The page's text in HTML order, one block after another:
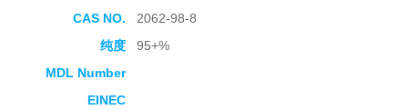
CAS NO.
2062-98-8
纯度
95+%
MDL Number
EINEC